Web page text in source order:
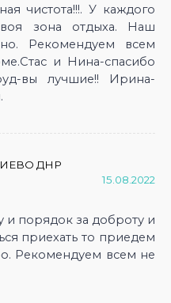
чистота!!!. У каждого
зона отдыха. Наш
Рекомендуем всем
и Нина-спасибо
вы лучшие!! Ирина-
ДНР
15.08.2022
и порядок за доброту и
приехать то приедем
Рекомендуем всем не